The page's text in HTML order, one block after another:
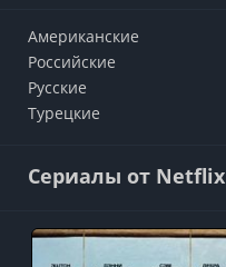
Американские
Российские
Русские
Турецкие
Сериалы от Netflix